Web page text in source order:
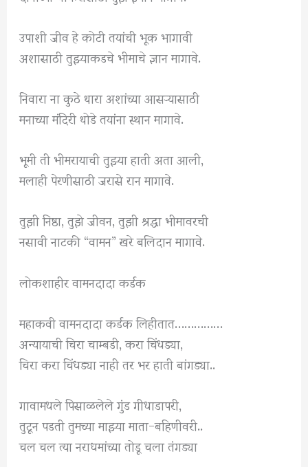
उपाशी जीव हे कोटी तयांची भूक भागावी
अशासाठी तुझ्याकडचे भीमाचे ज्ञान मागावे.
निवारा ना कुठे थारा अशांच्या आसऱ्‍यासाठी
मनाच्या मंदिरी थोडे तयांना स्थान मागावे.
भूमी ती भीमरायाची तुझ्या हाती अता आली,
मलाही पेरणीसाठी जरासे रान मागावे.
तुझी निष्ठा, तुझे जीवन, तुझी श्रद्धा भीमावरची
नसावी नाटकी “वामन” खरे बलिदान मागावे.
लोकशाहीर वामनदादा कर्डक
महाकवी वामनदादा कर्डक लिहीतात……………
अन्यायाची चिरा चाम्बडी, करा चिंधड्या,
चिरा करा चिंधड्या नाही तर भर हाती बांगड्या..
गावामधले पिसाळलेले गुंड गीधाडापरी,
तुटून पडती तुमच्या माझ्या माता-बहिणीवरी..
चल चल त्या नराधमांच्या तोडू चला तंगड्या